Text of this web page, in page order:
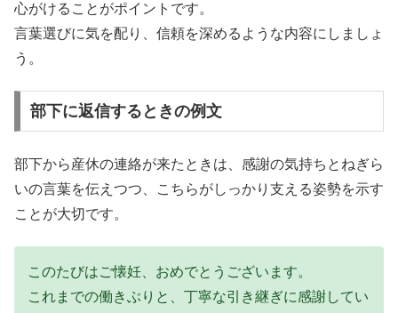
心がけることがポイントです。
言葉選びに気を配り、信頼を深めるような内容にしましょ
う。
部下に返信するときの例文
部下から産休の連絡が来たときは、感謝の気持ちとねぎら
いの言葉を伝えつつ、こちらがしっかり支える姿勢を示す
ことが大切です。
このたびはご懐妊、おめでとうございます。
これまでの働きぶりと、丁寧な引き継ぎに感謝してい